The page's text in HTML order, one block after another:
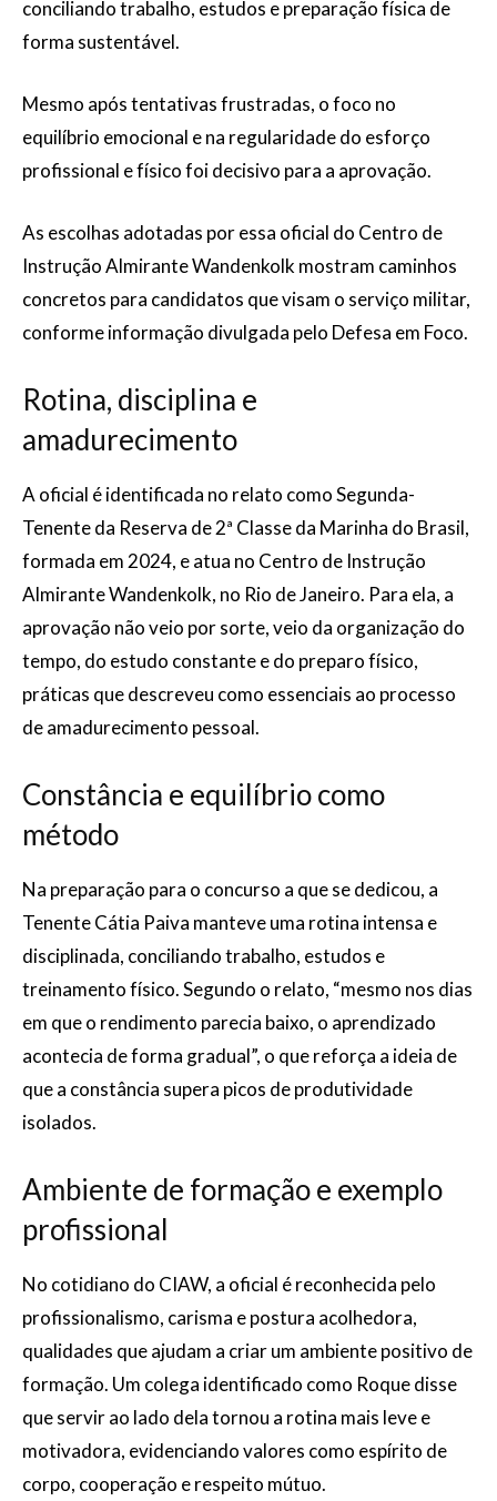
conciliando trabalho, estudos e preparação física de
forma sustentável.
Mesmo após tentativas frustradas, o foco no
equilíbrio emocional e na regularidade do esforço
profissional e físico foi decisivo para a aprovação.
As escolhas adotadas por essa oficial do Centro de
Instrução Almirante Wandenkolk mostram caminhos
concretos para candidatos que visam o serviço militar,
conforme informação divulgada pelo Defesa em Foco.
Rotina, disciplina e
amadurecimento
A oficial é identificada no relato como Segunda-
Tenente da Reserva de 2ª Classe da Marinha do Brasil,
formada em 2024, e atua no Centro de Instrução
Almirante Wandenkolk, no Rio de Janeiro. Para ela, a
aprovação não veio por sorte, veio da organização do
tempo, do estudo constante e do preparo físico,
práticas que descreveu como essenciais ao processo
de amadurecimento pessoal.
Constância e equilíbrio como
método
Na preparação para o concurso a que se dedicou, a
Tenente Cátia Paiva manteve uma rotina intensa e
disciplinada, conciliando trabalho, estudos e
treinamento físico. Segundo o relato, “mesmo nos dias
em que o rendimento parecia baixo, o aprendizado
acontecia de forma gradual”, o que reforça a ideia de
que a constância supera picos de produtividade
isolados.
Ambiente de formação e exemplo
profissional
No cotidiano do CIAW, a oficial é reconhecida pelo
profissionalismo, carisma e postura acolhedora,
qualidades que ajudam a criar um ambiente positivo de
formação. Um colega identificado como Roque disse
que servir ao lado dela tornou a rotina mais leve e
motivadora, evidenciando valores como espírito de
corpo, cooperação e respeito mútuo.